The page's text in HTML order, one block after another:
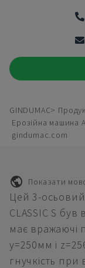
GINDUMAC
Ерозійна машина
gindumac.com
Показати
Цей 3-осьовий
CLASSIC S
має вражаючі
y=250мм і
гнучкість при